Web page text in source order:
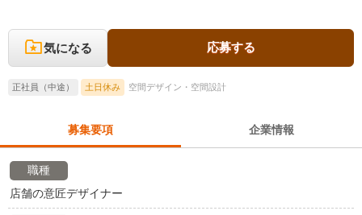
気になる 応募する
正社員（中途） 土日休み 空間デザイン・空間設計
募集要項 企業情報
職種
店舗の意匠デザイナー